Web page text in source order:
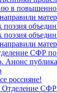
в повышенном
СФР
Анонс
россияне!